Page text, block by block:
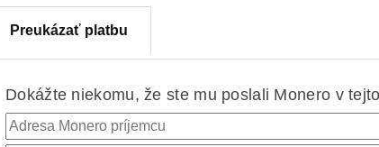
Preukázať platbu
Dokážte niekomu, že ste mu poslali Monero v